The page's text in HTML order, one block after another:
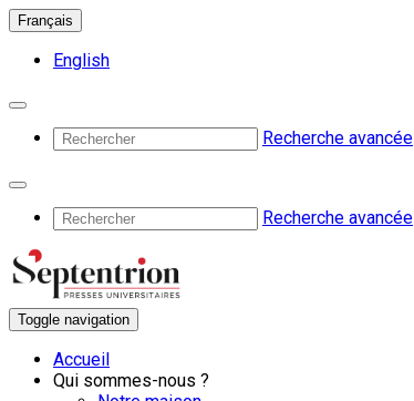
Français
English
Recherche avancée
Recherche avancée
Toggle navigation
Accueil
Qui sommes-nous ?